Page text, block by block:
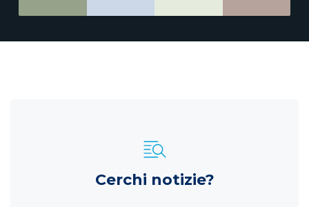
Cerchi notizie?